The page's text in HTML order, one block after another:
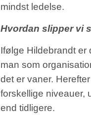
mindst ledelse.
Hvordan slipper vi
Ifølge Hildebrandt
man som
det er vaner.
forskellige niveauer,
end tidligere.